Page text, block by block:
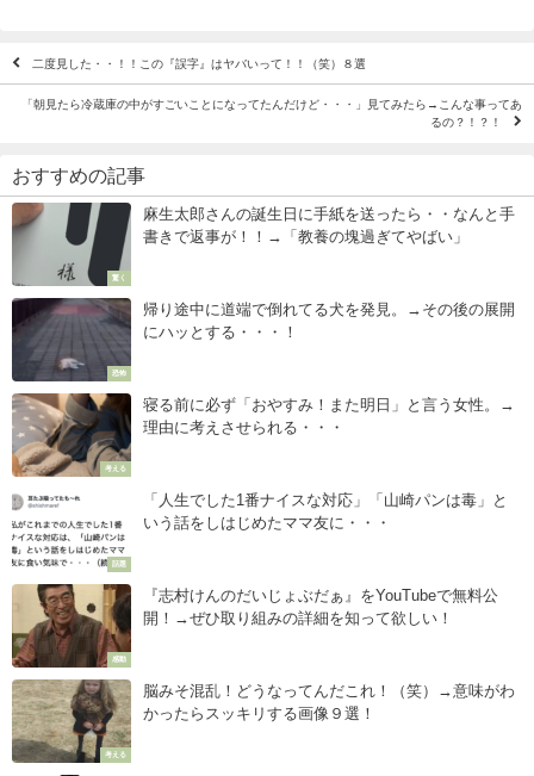
二度見した・・！！この『誤字』はヤバいって！！（笑）８選
「朝見たら冷蔵庫の中がすごいことになってたんだけど・・・」見てみたら→こんな事ってあ
るの？！？！
おすすめの記事
驚く
麻生太郎さんの誕生日に手紙を送ったら・・なんと手
書きで返事が！！→「教養の塊過ぎてやばい」
恐怖
帰り途中に道端で倒れてる犬を発見。→その後の展開
にハッとする・・・！
考える
寝る前に必ず「おやすみ！また明日」と言う女性。→
理由に考えさせられる・・・
話題
「人生でした1番ナイスな対応」「山崎パンは毒」と
いう話をしはじめたママ友に・・・
感動
『志村けんのだいじょぶだぁ』をYouTubeで無料公
開！→ぜひ取り組みの詳細を知って欲しい！
考える
脳みそ混乱！どうなってんだこれ！（笑）→意味がわ
かったらスッキリする画像９選！